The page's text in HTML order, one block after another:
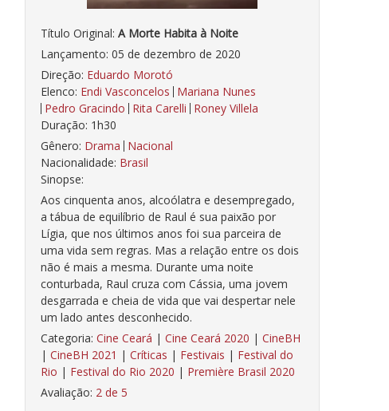
Título Original: A Morte Habita à Noite
Lançamento: 05 de dezembro de 2020
Direção: Eduardo Morotó
Elenco: Endi Vasconcelos Mariana Nunes
Pedro Gracindo Rita Carelli Roney Villela
Duração: 1h30
Gênero: Drama Nacional
Nacionalidade: Brasil
Sinopse:
Aos cinquenta anos, alcoólatra e desempregado,
a tábua de equilíbrio de Raul é sua paixão por
Lígia, que nos últimos anos foi sua parceira de
uma vida sem regras. Mas a relação entre os dois
não é mais a mesma. Durante uma noite
conturbada, Raul cruza com Cássia, uma jovem
desgarrada e cheia de vida que vai despertar nele
um lado antes desconhecido.
Categoria: Cine Ceará | Cine Ceará 2020 | CineBH
| CineBH 2021 | Críticas | Festivais | Festival do
Rio | Festival do Rio 2020 | Première Brasil 2020
Avaliação: 2 de 5